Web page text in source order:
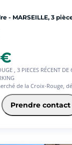
- MARSEILLE, 3
TERRASSE,
de la Croix-Rouge,
situé au 2? étage sur 3
entretenue.
par sa belle pièce de
convivial prolongé par
Prendre contact